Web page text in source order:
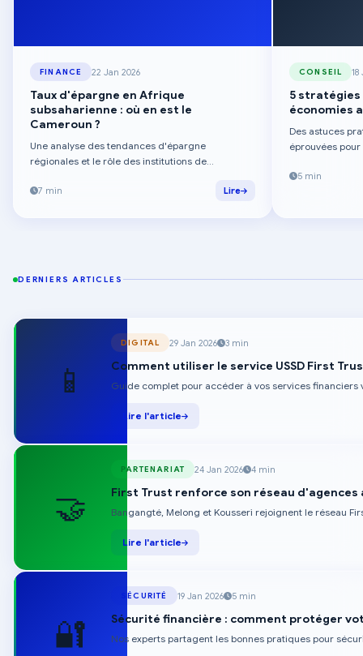
FINANCE 22 Jan 2026
Taux d'épargne en Afrique
subsaharienne : où en est le
Cameroun ?
Une analyse des tendances d'épargne
régionales et le rôle des institutions de
comportement financier.
7 min Lire
CONSEIL
5 stratégies
économies
Des astuces
éprouvées
5 min
DERNIERS ARTICLES
📱
DIGITAL 29 Jan 2026 3 min
Comment utiliser le service USSD First
Guide complet pour accéder à vos services financiers
Lire l'article
🤝
PARTENARIAT 24 Jan 2026 4 min
First Trust renforce son réseau d'agences
Bangangté, Melong et Kousseri rejoignent le réseau
Lire l'article
🔐
SÉCURITÉ 19 Jan 2026 5 min
Sécurité financière : comment protéger
Nos experts partagent les bonnes pratiques pour